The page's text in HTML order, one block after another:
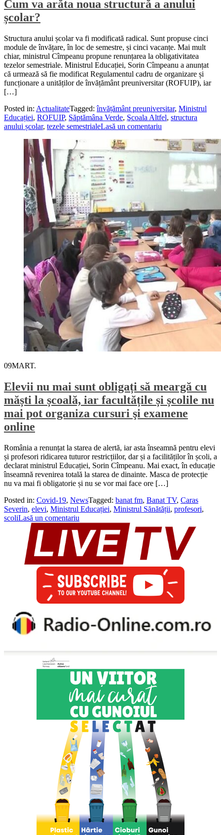
Cum va arăta noua structură a anului
școlar?
Structura anului școlar va fi modificată radical. Sunt propuse cinci
module de învățare, în loc de semestre, și cinci vacanțe. Mai mult
chiar, ministrul Cîmpeanu propune renunțarea la obligativitatea
tezelor semestriale. Ministrul Educației, Sorin Cîmpeanu a anunțat
că urmează să fie modificat Regulamentul cadru de organizare și
funcționare a unităților de învățământ preuniversitar (ROFUIP), iar
[…]
Posted in: ActualitateTagged:învățământ preuniversitar, Ministrul
Educației, ROFUIP, Săptămâna Verde, Şcoala Altfel, structura
anului școlar, tezele semestrialeLasă un comentariu
09MART.
Elevii nu mai sunt obligați să meargă cu
măști la școală, iar facultățile și școlile nu
mai pot organiza cursuri şi examene
online
România a renunțat la starea de alertă, iar asta înseamnă pentru elevi
și profesori ridicarea tuturor restricțiilor, dar și a facilităților în școli, a
declarat ministrul Educației, Sorin Cîmpeanu. Mai exact, în educație
înseamnă revenirea totală la starea de dinainte. Masca de protecție
nu va mai fi obligatorie și nu se vor mai face ore […]
Posted in: Covid-19, NewsTagged: banat fm, Banat TV, Caras
Severin, elevi, Ministrul Educației, Ministrul Sănătății, profesori,
scoliLasă un comentariu